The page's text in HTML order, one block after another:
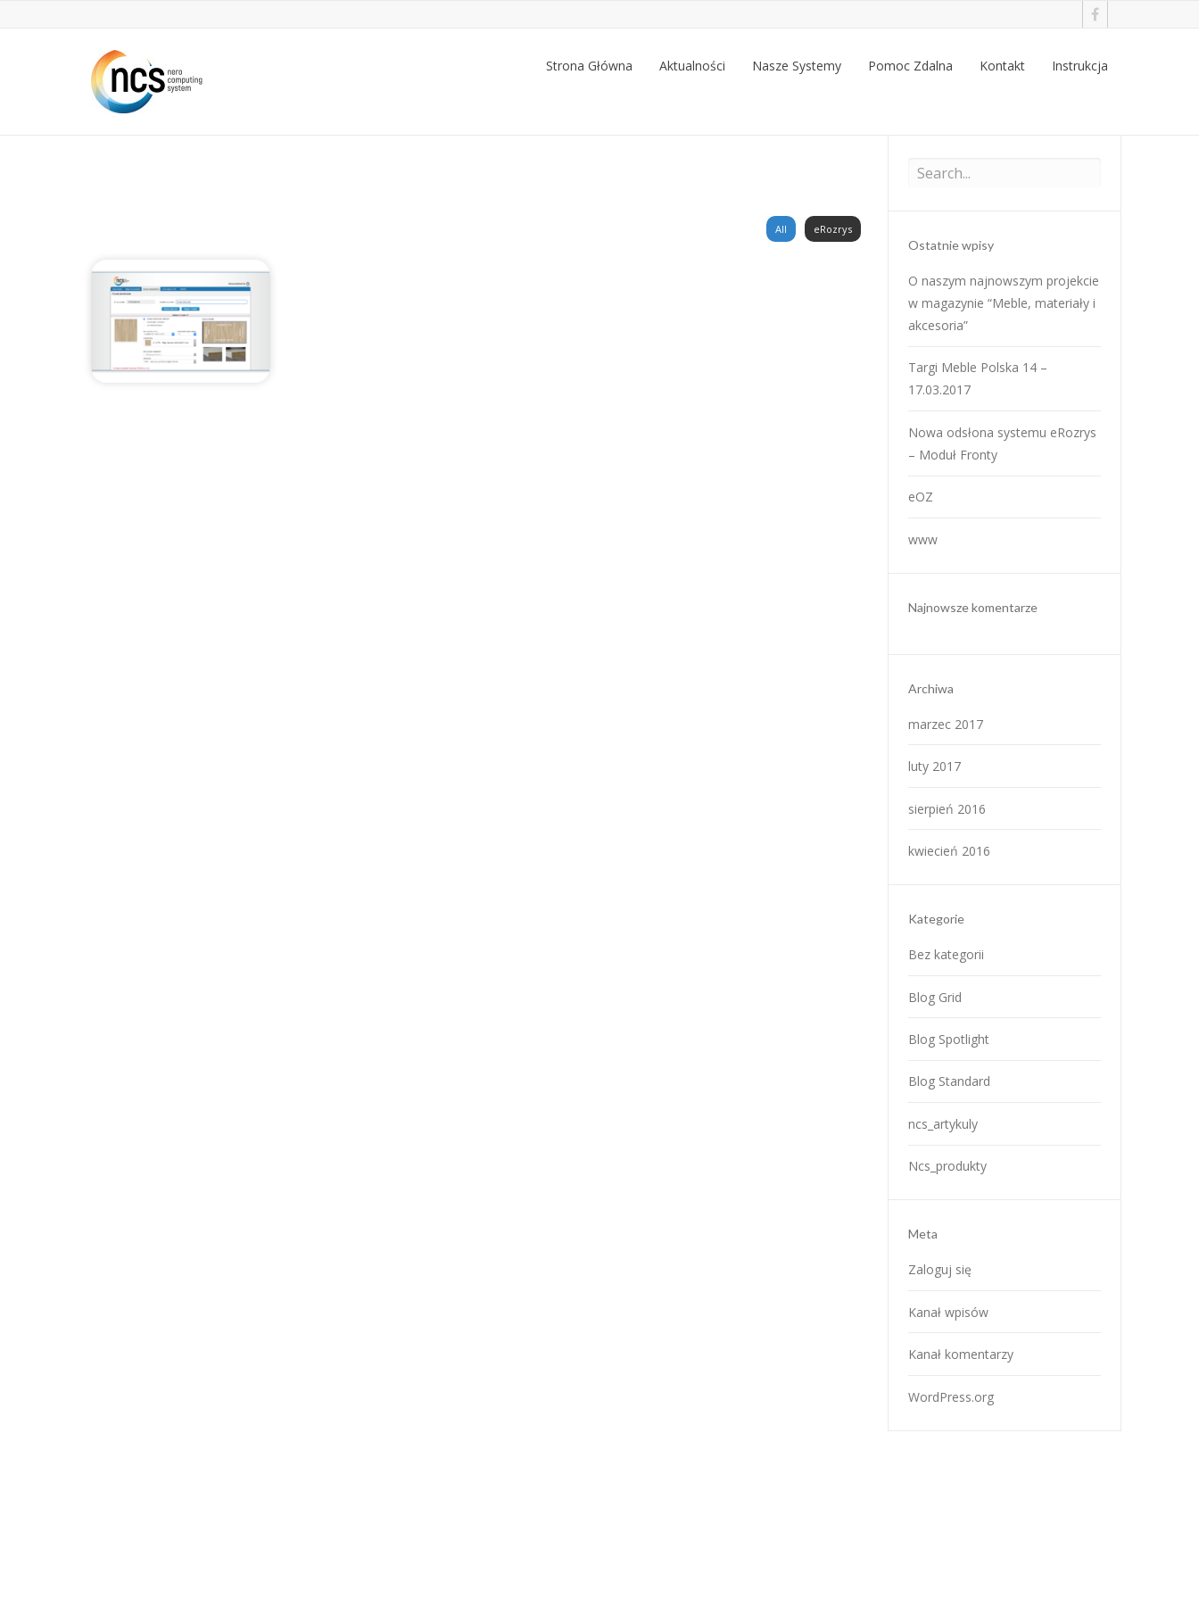
Strona Główna Aktualności Nasze Systemy Pomoc Zdalna Kontakt Instrukcja
All eRozrys
Ostatnie wpisy
O naszym najnowszym projekcie
w magazynie “Meble, materiały i
akcesoria”
Targi Meble Polska 14 –
17.03.2017
Nowa odsłona systemu eRozrys
– Moduł Fronty
eOZ
www
Najnowsze komentarze
Archiwa
marzec 2017
luty 2017
sierpień 2016
kwiecień 2016
Kategorie
Bez kategorii
Blog Grid
Blog Spotlight
Blog Standard
ncs_artykuly
Ncs_produkty
Meta
Zaloguj się
Kanał wpisów
Kanał komentarzy
WordPress.org